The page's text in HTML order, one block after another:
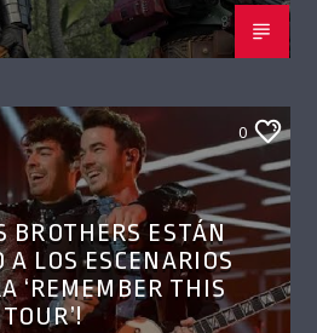
0
BROTHERS ESTÁN
A LOS ESCENARIOS
‘REMEMBER THIS
TOUR’!